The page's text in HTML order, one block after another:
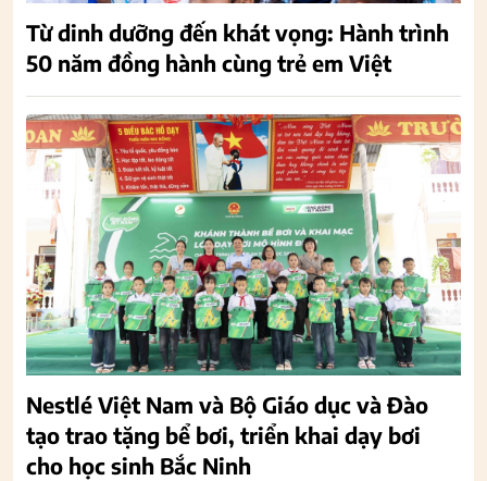
Từ dinh dưỡng đến khát vọng: Hành trình
50 năm đồng hành cùng trẻ em Việt
Nestlé Việt Nam và Bộ Giáo dục và Đào
tạo trao tặng bể bơi, triển khai dạy bơi
cho học sinh Bắc Ninh